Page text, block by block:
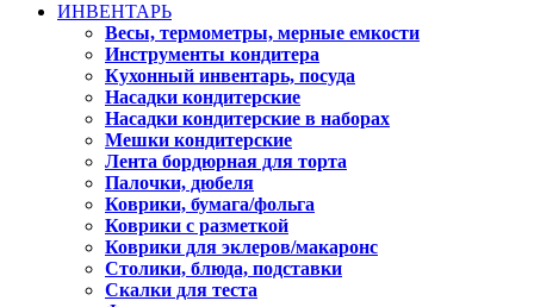
ИНВЕНТАРЬ
Весы, термометры, мерные емкости
Инструменты кондитера
Кухонный инвентарь, посуда
Насадки кондитерские
Насадки кондитерские в наборах
Мешки кондитерские
Лента бордюрная для торта
Палочки, дюбеля
Коврики, бумага/фольга
Коврики с разметкой
Коврики для эклеров/макаронс
Столики, блюда, подставки
Скалки для теста